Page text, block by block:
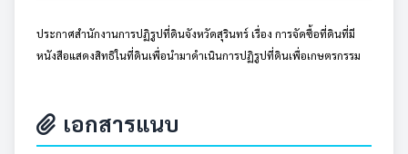
ประกาศสำนักงานการปฏิรูปที่ดินจังหวัดสุรินทร์ เรื่อง การจัดซื้อที่ดินที่มี
หนังสือแสดงสิทธิในที่ดินเพื่อนำมาดำเนินการปฏิรูปที่ดินเพื่อเกษตรกรรม
เอกสารแนบ